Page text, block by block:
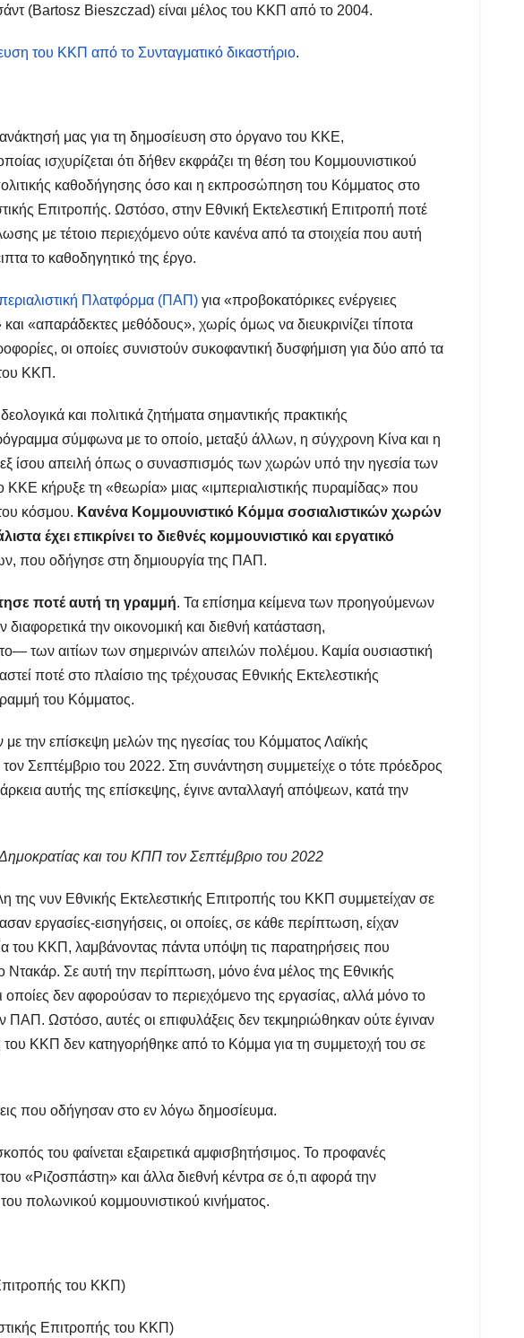
(Bartosz Bieszczad) είναι μέλος του KΚΠ από το 2004.
του ΚΚΠ από το Συνταγματικό δικαστήριο.
μας για τη δημοσίευση στο όργανο του ΚΚΕ,
ισχυρίζεται ότι δήθεν εκφράζει τη θέση του Κομμουνιστικού
καθοδήγησης όσο και η εκπροσώπηση του Κόμματος στο
Επιτροπής. Ωστόσο, στην Εθνική Εκτελεστική Επιτροπή ποτέ
με τέτοιο περιεχόμενο ούτε κανένα από τα στοιχεία που αυτή
το καθοδηγητικό της έργο.
Πλατφόρμα (ΠΑΠ)για «προβοκατόρικες ενέργειες
«απαράδεκτες μεθόδους», χωρίς όμως να διευκρινίζει τίποτα
οι οποίες συνιστούν συκοφαντική δυσφήμιση για δύο από τα
ΚΚΠ.
και πολιτικά ζητήματα σημαντικής πρακτικής
σύμφωνα με το οποίο, μεταξύ άλλων, η σύγχρονη Κίνα και η
εξ ίσου απειλή όπως ο συνασπισμός των χωρών υπό την ηγεσία των
κήρυξε τη «θεωρία» μιας «ιμπεριαλιστικής πυραμίδας» που
κόσμου. Κανένα Κομμουνιστικό Κόμμα σοσιαλιστικών χωρών
έχει επικρίνει το διεθνές κομμουνιστικό και εργατικό
που οδήγησε στη δημιουργία της ΠΑΠ.
ποτέ αυτή τη γραμμή. Τα επίσημα κείμενα των προηγούμενων
την οικονομική και διεθνή κατάσταση,
των αιτίων των σημερινών απειλών πολέμου. Καμία ουσιαστική
ποτέ στο πλαίσιο της τρέχουσας Εθνικής Εκτελεστικής
του Κόμματος.
την επίσκεψη μελών της ηγεσίας του Κόμματος Λαϊκής
Σεπτέμβριο του 2022. Στη συνάντηση συμμετείχε ο τότε πρόεδρος
αυτής της επίσκεψης, έγινε ανταλλαγή απόψεων, κατά την
και του ΚΠΠ τον Σεπτέμβριο του 2022
νυν Εθνικής Εκτελεστικής Επιτροπής του ΚΚΠ συμμετείχαν σε
εργασίες-εισηγήσεις, οι οποίες, σε κάθε περίπτωση, είχαν
του ΚΚΠ, λαμβάνοντας πάντα υπόψη τις παρατηρήσεις που
Σε αυτή την περίπτωση, μόνο ένα μέλος της Εθνικής
οποίες δεν αφορούσαν το περιεχόμενο της εργασίας, αλλά μόνο το
Ωστόσο, αυτές οι επιφυλάξεις δεν τεκμηριώθηκαν ούτε έγιναν
ΚΚΠ δεν κατηγορήθηκε από το Κόμμα για τη συμμετοχή του σε
που οδήγησαν στο εν λόγω δημοσίευμα.
του φαίνεται εξαιρετικά αμφισβητήσιμος. Το προφανές
«Ριζοσπάστη» και άλλα διεθνή κέντρα σε ό,τι αφορά την
πολωνικού κομμουνιστικού κινήματος.
του ΚΚΠ)
Επιτροπής του ΚΚΠ)